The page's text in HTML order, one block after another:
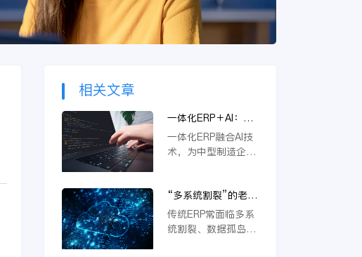
相关文章
一体化ERP＋AI：中
型制造企业突破内卷
的新路径
一体化ERP融合AI技
术，为中型制造企业
产流程、精准预测需
求与自动化决策，企
业能显著降本增效，
“多系统割裂”的老问
题，AI驱动的一体化
ERP 如何彻底解决？
传统ERP常面临多系
统割裂、数据孤岛等